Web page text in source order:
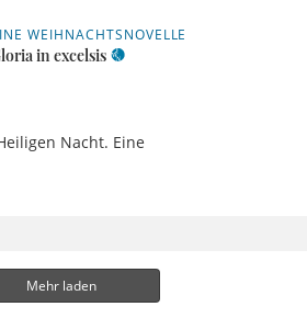
WEIHNACHTSNOVELLE
in excelsis
Nacht. Eine
Mehr laden